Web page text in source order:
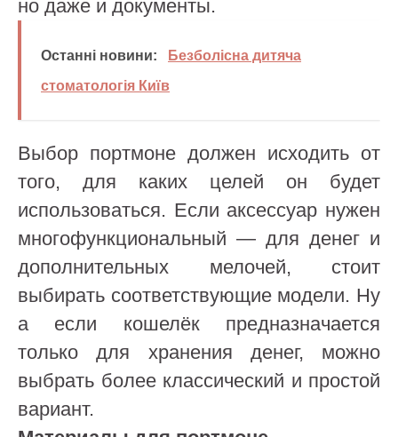
но даже и документы.
Останні новини:
Безболісна дитяча
стоматологія Київ
Выбор портмоне должен исходить от
того, для каких целей он будет
использоваться. Если аксессуар нужен
многофункциональный — для денег и
дополнительных мелочей, стоит
выбирать соответствующие модели. Ну
а если кошелёк предназначается
только для хранения денег, можно
выбрать более классический и простой
вариант.